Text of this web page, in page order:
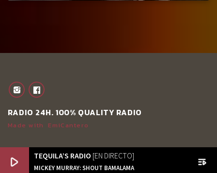
RADIO 24H. 100% QUALITY RADIO
Made with EmiCantero
play_arrow TEQUILA’S RADIO [EN DIRECTO]
MICKEY MURRAY: SHOUT BAMALAMA playlist_play